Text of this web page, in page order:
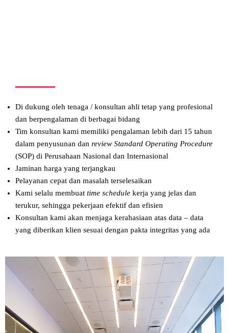
Di dukung oleh tenaga / konsultan ahli tetap yang profesional
dan berpengalaman di berbagai bidang
Tim konsultan kami memiliki pengalaman lebih dari 15 tahun
dalam penyusunan dan review Standard Operating Procedure
(SOP) di Perusahaan Nasional dan Internasional
Jaminan harga yang terjangkau
Pelayanan cepat dan masalah terselesaikan
Kami selalu membuat time schedule kerja yang jelas dan
terukur, sehingga pekerjaan efektif dan efisien
Konsultan kami akan menjaga kerahasiaan atas data – data
yang diberikan klien sesuai dengan pakta integritas yang ada